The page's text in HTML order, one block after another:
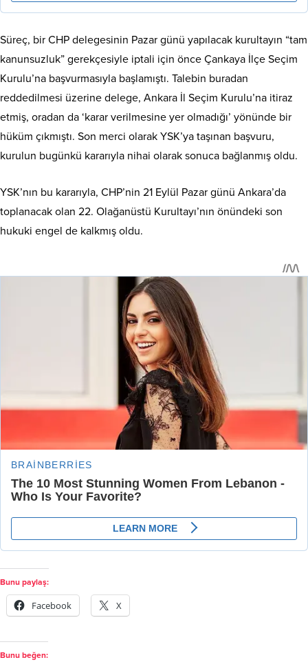
Süreç, bir CHP delegesinin Pazar günü yapılacak kurultayın “tam
kanunsuzluk” gerekçesiyle iptali için önce Çankaya İlçe Seçim
Kurulu’na başvurmasıyla başlamıştı. Talebin buradan
reddedilmesi üzerine delege, Ankara İl Seçim Kurulu’na itiraz
etmiş, oradan da ‘karar verilmesine yer olmadığı’ yönünde bir
hüküm çıkmıştı. Son merci olarak YSK’ya taşınan başvuru,
kurulun bugünkü kararıyla nihai olarak sonuca bağlanmış oldu.
YSK’nın bu kararıyla, CHP’nin 21 Eylül Pazar günü Ankara’da
toplanacak olan 22. Olağanüstü Kurultayı’nın önündeki son
hukuki engel de kalkmış oldu.
Bunu paylaş:
Facebook X
Bunu beğen: